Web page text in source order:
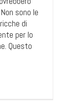
sono le
di
per lo
Questo